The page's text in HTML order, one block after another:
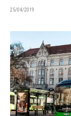
25/04/2019